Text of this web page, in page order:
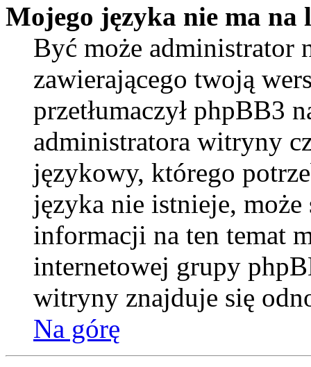
Mojego języka nie ma na
Być może administrator
zawierającego twoją
przetłumaczył phpBB3
administratora witryny
językowy, którego
języka nie istnieje,
informacji na ten temat
internetowej grupy
witryny znajduje się
Na górę